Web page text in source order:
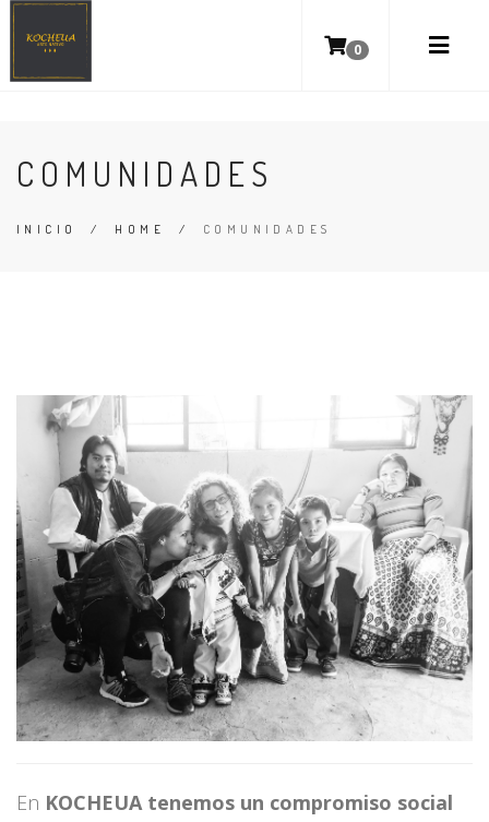
0
COMUNIDADES
INICIO / HOME / COMUNIDADES
En KOCHEUAtenemos un compromiso social